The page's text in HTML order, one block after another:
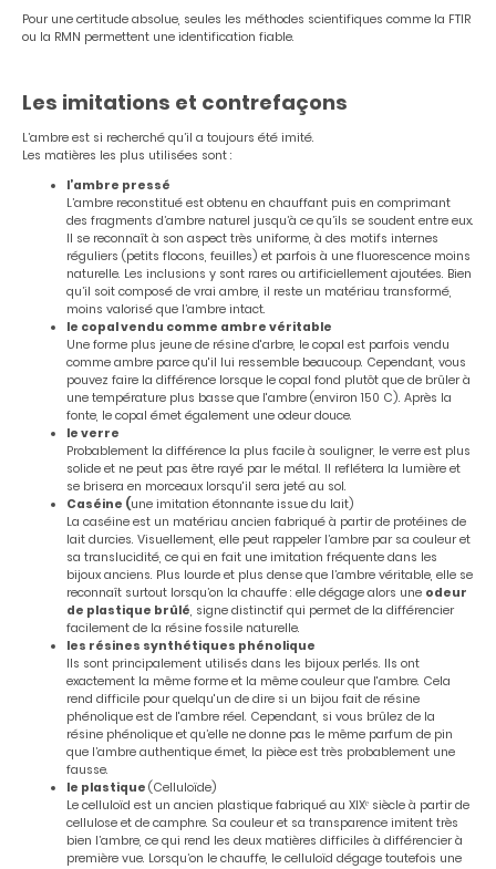
Pour une certitude absolue, seules les méthodes scientifiques comme la FTIR
ou la RMN permettent une identification fiable.
Les imitations et contrefaçons
L’ambre est si recherché qu’il a toujours été imité.
Les matières les plus utilisées sont :
l’ambre pressé
L’ambre reconstitué est obtenu en chauffant puis en comprimant
des fragments d’ambre naturel jusqu’à ce qu’ils se soudent entre eux.
Il se reconnaît à son aspect très uniforme, à des motifs internes
réguliers (petits flocons, feuilles) et parfois à une fluorescence moins
naturelle. Les inclusions y sont rares ou artificiellement ajoutées. Bien
qu’il soit composé de vrai ambre, il reste un matériau transformé,
moins valorisé que l’ambre intact.
le copal vendu comme ambre véritable
Une forme plus jeune de résine d'arbre, le copal est parfois vendu
comme ambre parce qu'il lui ressemble beaucoup. Cependant, vous
pouvez faire la différence lorsque le copal fond plutôt que de brûler à
une température plus basse que l'ambre (environ 150 C). Après la
fonte, le copal émet également une odeur douce.
le verre
Probablement la différence la plus facile à souligner, le verre est plus
solide et ne peut pas être rayé par le métal. Il reflétera la lumière et
se brisera en morceaux lorsqu'il sera jeté au sol.
Caséine (une imitation étonnante issue du lait)
La caséine est un matériau ancien fabriqué à partir de protéines de
lait durcies. Visuellement, elle peut rappeler l’ambre par sa couleur et
sa translucidité, ce qui en fait une imitation fréquente dans les
bijoux anciens. Plus lourde et plus dense que l’ambre véritable, elle se
reconnaît surtout lorsqu’on la chauffe : elle dégage alors une odeur
de plastique brûlé , signe distinctif qui permet de la différencier
facilement de la résine fossile naturelle.
les résines synthétiques phénolique
Ils sont principalement utilisés dans les bijoux perlés. Ils ont
exactement la même forme et la même couleur que l'ambre. Cela
rend difficile pour quelqu'un de dire si un bijou fait de résine
phénolique est de l'ambre réel. Cependant, si vous brûlez de la
résine phénolique et qu’elle ne donne pas le même parfum de pin
que l’ambre authentique émet, la pièce est très probablement une
fausse.
le plastique (Celluloïde)
Le celluloïd est un ancien plastique fabriqué au XIXᵉ siècle à partir de
cellulose et de camphre. Sa couleur et sa transparence imitent très
bien l’ambre, ce qui rend les deux matières difficiles à différencier à
première vue. Lorsqu’on le chauffe, le celluloïd dégage toutefois une